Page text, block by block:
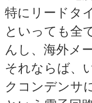
特にリードタ
といっても全
んし、海外メ
それならば、
クコンデンサ